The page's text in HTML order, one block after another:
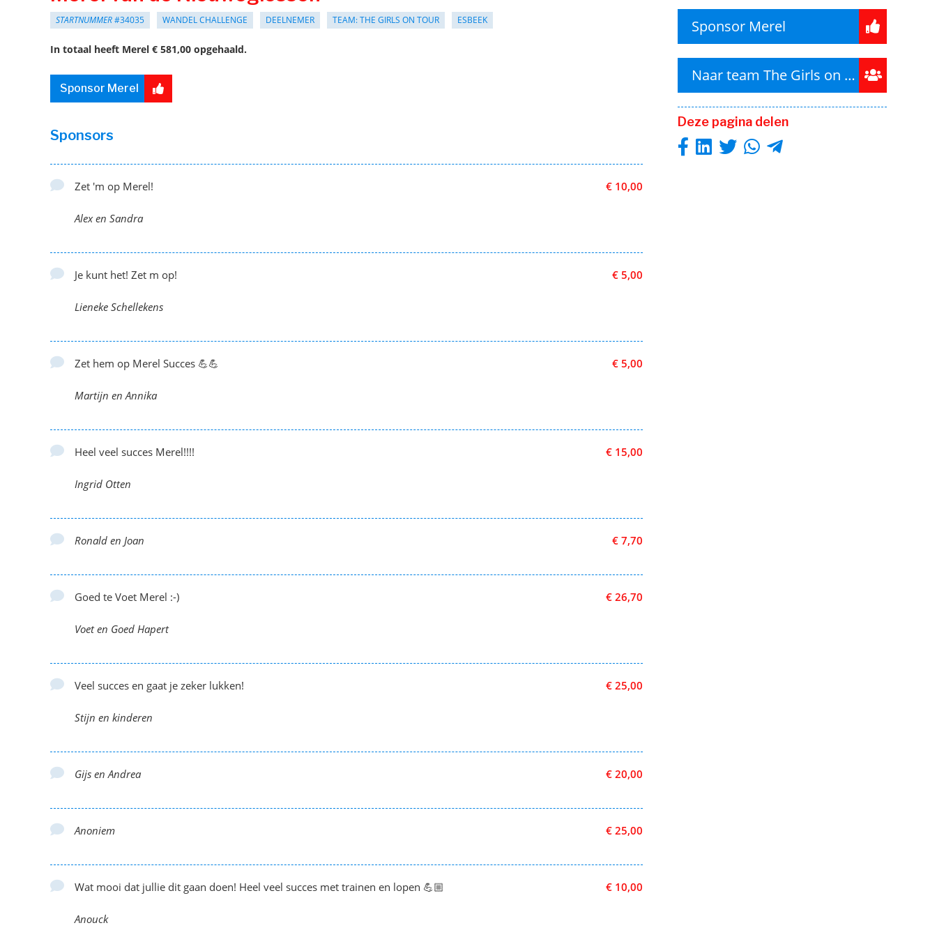
STARTNUMMER#34035 WANDEL CHALLENGE DEELNEMER TEAM: THE GIRLS ON TOUR ESBEEK
In totaal heeft Merel € 581,00 opgehaald.
Sponsor Merel
Sponsor Merel
Naar team The Girls on tour
Deze pagina delen
Sponsors
€ 10,00
Zet 'm op Merel!
Alex en Sandra
€ 5,00
Je kunt het! Zet m op!
Lieneke Schellekens
€ 5,00
Zet hem op Merel Succes 💪💪
Martijn en Annika
€ 15,00
Heel veel succes Merel!!!!
Ingrid Otten
€ 7,70
Ronald en Joan
€ 26,70
Goed te Voet Merel :-)
Voet en Goed Hapert
€ 25,00
Veel succes en gaat je zeker lukken!
Stijn en kinderen
€ 20,00
Gijs en Andrea
€ 25,00
Anoniem
€ 10,00
Wat mooi dat jullie dit gaan doen! Heel veel succes met trainen en lopen 💪🏼
Anouck